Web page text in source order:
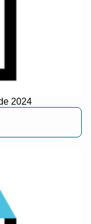
2024